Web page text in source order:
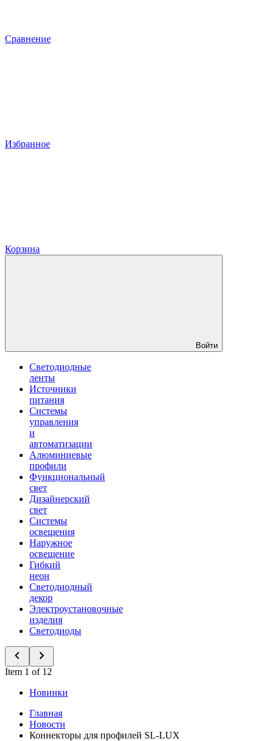
Сравнение
Избранное
Корзина
Войти
Светодиодные
ленты
Источники
питания
Системы
управления
и
автоматизации
Алюминиевые
профили
Функциональный
свет
Дизайнерский
свет
Системы
освещения
Наружное
освещение
Гибкий
неон
Светодиодный
декор
Электроустановочные
изделия
Светодиоды
Item 1 of 12
Новинки
Главная
Новости
Коннекторы для профилей SL-LUX